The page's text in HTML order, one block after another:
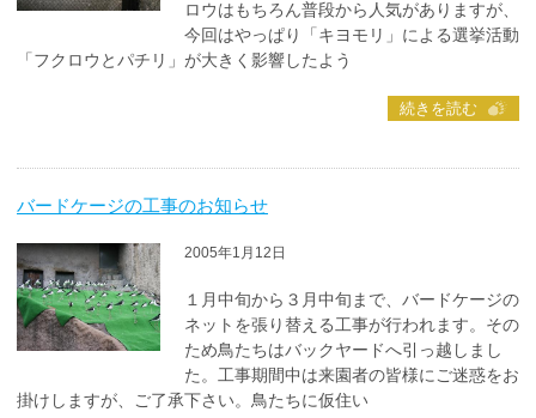
ロウはもちろん普段から人気がありますが、
今回はやっぱり「キヨモリ」による選挙活動
「フクロウとパチリ」が大きく影響したよう
続きを読む
バードケージの工事のお知らせ
2005年1月12日
１月中旬から３月中旬まで、バードケージの
ネットを張り替える工事が行われます。その
ため鳥たちはバックヤードへ引っ越しまし
た。工事期間中は来園者の皆様にご迷惑をお
掛けしますが、ご了承下さい。鳥たちに仮住い